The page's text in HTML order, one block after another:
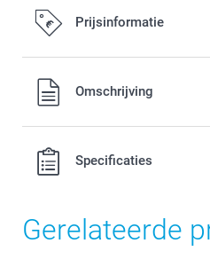
Prijsinformatie
Alle prijzen zijn in EURO (€)
verzendkosten.Omschrijving
Specificaties
Gerelateerde